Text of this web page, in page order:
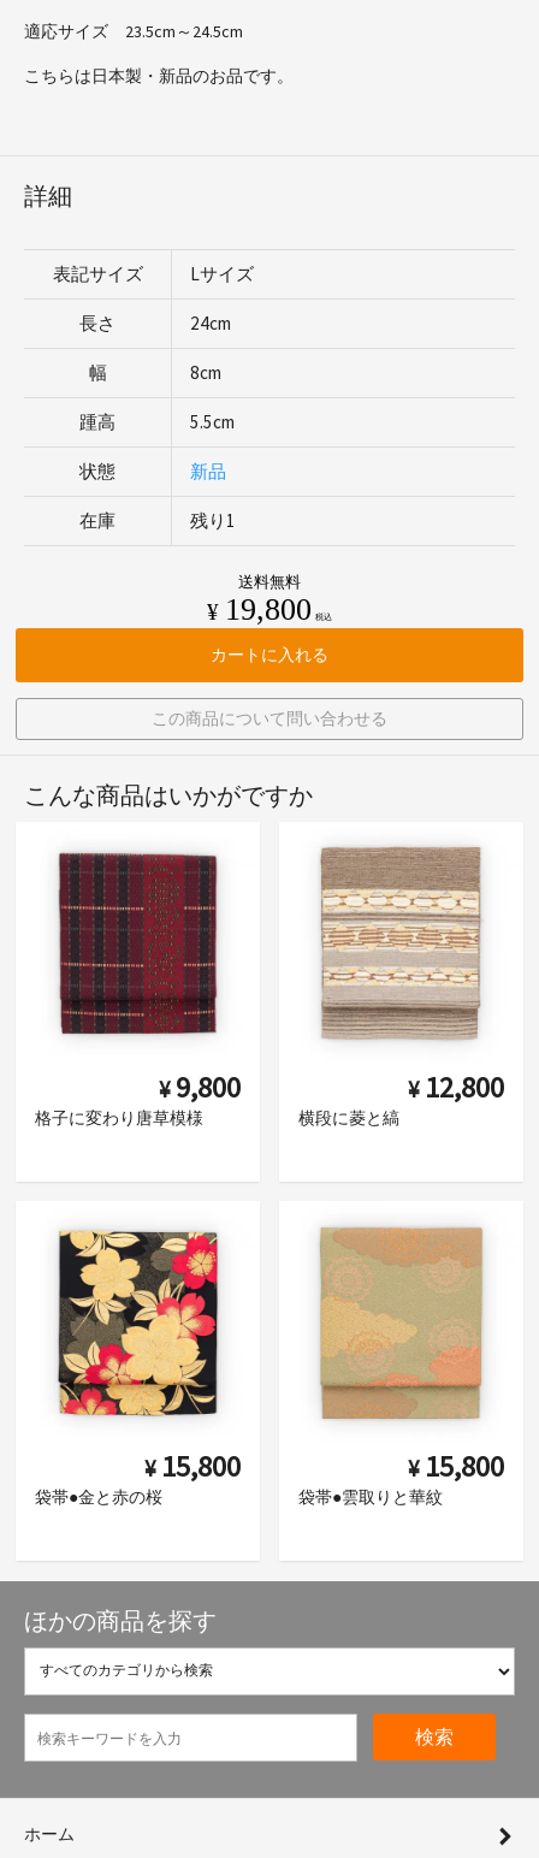
適応サイズ 23.5cm～24.5cm
こちらは日本製・新品のお品です。
詳細
表記サイズ Lサイズ
長さ 24cm
幅 8cm
踵高 5.5cm
状態 新品
在庫 残り1
送料無料
¥ 19,800 税込
カートに入れる
この商品について問い合わせる
こんな商品はいかがですか
¥ 9,800
格子に変わり唐草模様
¥ 12,800
横段に菱と縞
¥ 15,800
袋帯●金と赤の桜
¥ 15,800
袋帯●雲取りと華紋
ほかの商品を探す
検索
ホーム